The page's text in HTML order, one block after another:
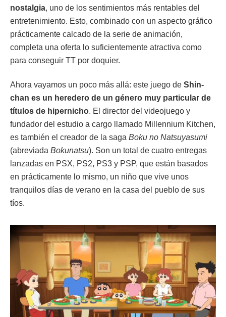
nostalgia, uno de los sentimientos más rentables del
entretenimiento. Esto, combinado con un aspecto gráfico
prácticamente calcado de la serie de animación,
completa una oferta lo suficientemente atractiva como
para conseguir TT por doquier.
Ahora vayamos un poco más allá: este juego de Shin-
chan es un heredero de un género muy particular de
títulos de hipernicho. El director del videojuego y
fundador del estudio a cargo llamado Millennium Kitchen,
es también el creador de la saga Boku no Natsuyasumi
(abreviada Bokunatsu). Son un total de cuatro entregas
lanzadas en PSX, PS2, PS3 y PSP, que están basados
en prácticamente lo mismo, un niño que vive unos
tranquilos días de verano en la casa del pueblo de sus
tíos.